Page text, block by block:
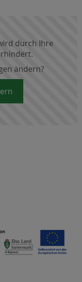
durch Ihre
ändern?